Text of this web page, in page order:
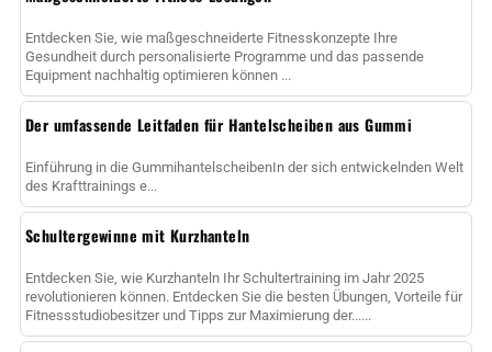
Entdecken Sie, wie maßgeschneiderte Fitnesskonzepte Ihre
Gesundheit durch personalisierte Programme und das passende
Equipment nachhaltig optimieren können ...
Der umfassende Leitfaden für Hantelscheiben aus Gummi
Einführung in die GummihantelscheibenIn der sich entwickelnden Welt
des Krafttrainings e...
Schultergewinne mit Kurzhanteln
Entdecken Sie, wie Kurzhanteln Ihr Schultertraining im Jahr 2025
revolutionieren können. Entdecken Sie die besten Übungen, Vorteile für
Fitnessstudiobesitzer und Tipps zur Maximierung der......